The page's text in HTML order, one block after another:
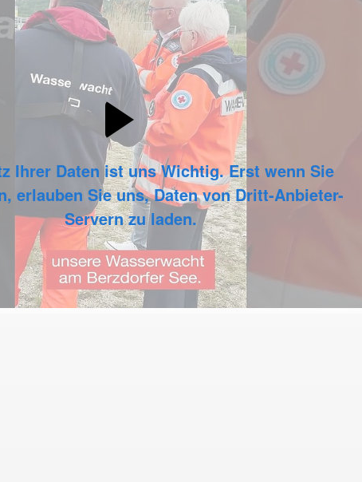
Ihrer Daten ist uns Wichtig. Erst wenn Sie
erlauben Sie uns, Daten von Dritt-Anbieter-
Servern zu laden.